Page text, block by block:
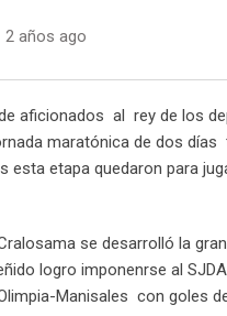
2 años ago
aficionados al rey de los
maratónica de dos
esta etapa quedaron para
se desarrolló la
logro imponenrse al
Manisales con goles